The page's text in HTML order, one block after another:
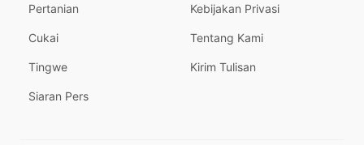
Pertanian
Cukai
Tingwe
Siaran Pers
Kebijakan Privasi
Tentang Kami
Kirim Tulisan